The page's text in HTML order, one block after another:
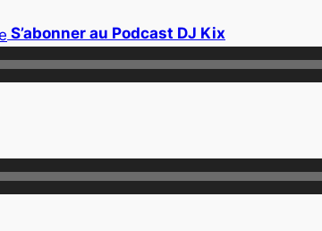
S’abonner au Podcast DJ Kix